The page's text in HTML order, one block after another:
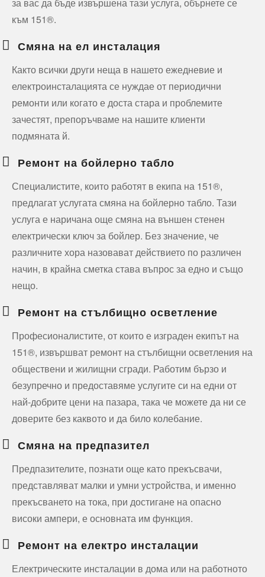
към 151®.
Смяна на ел инсталация
Както всички други неща в нашето ежедневие и
електроинсталацията се нуждае от периодични
ремонти или когато е доста стара и проблемите
зачестят, препоръчваме на нашите клиенти
подмяната й.
Ремонт на бойлерно табло
Специалистите, които работят в екипа на 151®,
предлагат услугата смяна на бойлерно табло. Тази
услуга е наричана още смяна на външен стенен
електрически ключ за бойлер. Без значение, че
различните хора назовават действието по различен
начин, в крайна сметка става въпрос за едно и също
нещо.
Ремонт на стълбищно осветление
Професионалистите, от които е изграден екипът на
151®, извършват ремонт на стълбищни осветления на
обществени и жилищни сгради. Работим бързо и
безупречно и предоставяме услугите си на едни от
най-добрите цени на пазара, така че можете да ни се
доверите без каквото и да било колебание.
Смяна на предпазител
Предпазителите, познати още като прекъсвачи,
представляват малки и умни устройства, и именно
прекъсването на тока, при достигане на опасно
високи ампери, е основната им функция.
Ремонт на електро инсталации
Електрическите инсталации в дома или на работното